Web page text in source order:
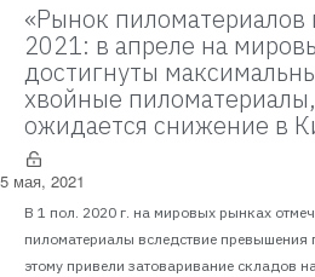
«Рынок пиломатериалов
2021: в апреле на
достигнуты
хвойные
ожидается снижение в
5 мая, 2021
В 1 пол. 2020 г. на мировых рынках
пиломатериалы вследствие превышения
этому привели затоваривание складов